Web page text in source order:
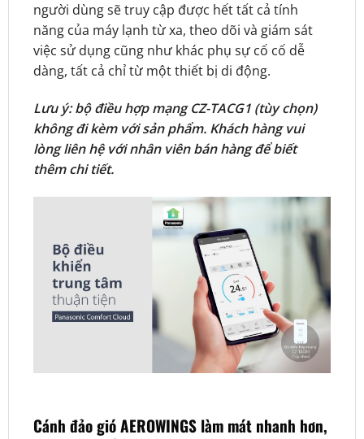
người dùng sẽ truy cập được hết tất cả tính
năng của máy lạnh từ xa, theo dõi và giám sát
việc sử dụng cũng như khác phụ sự cố cố dễ
dàng, tất cả chỉ từ một thiết bị di động.
Lưu ý: bộ điều hợp mạng CZ-TACG1 (tùy chọn)
không đi kèm với sản phẩm. Khách hàng vui
lòng liên hệ với nhân viên bán hàng để biết
thêm chi tiết.
Cánh đảo gió AEROWINGS làm mát nhanh hơn,